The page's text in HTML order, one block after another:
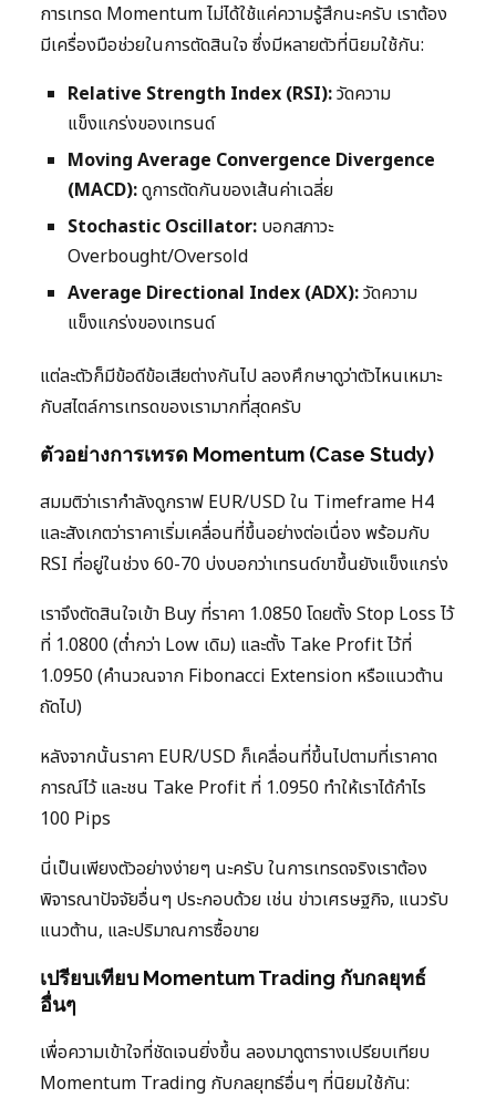
การเทรด Momentum ไม่ได้ใช้แค่ความรู้สึกนะครับ เราต้อง
มีเครื่องมือช่วยในการตัดสินใจ ซึ่งมีหลายตัวที่นิยมใช้กัน:
Relative Strength Index (RSI):วัดความ
แข็งแกร่งของเทรนด์
Moving Average Convergence Divergence
(MACD):ดูการตัดกันของเส้นค่าเฉลี่ย
Stochastic Oscillator: บอกสภาวะ
Overbought/Oversold
Average Directional Index (ADX):วัดความ
แข็งแกร่งของเทรนด์
แต่ละตัวก็มีข้อดีข้อเสียต่างกันไป ลองศึกษาดูว่าตัวไหนเหมาะ
กับสไตล์การเทรดของเรามากที่สุดครับ
ตัวอย่างการเทรด Momentum (Case Study)
สมมติว่าเรากำลังดูกราฟ EUR/USD ใน Timeframe H4
และสังเกตว่าราคาเริ่มเคลื่อนที่ขึ้นอย่างต่อเนื่อง พร้อมกับ
RSI ที่อยู่ในช่วง 60-70 บ่งบอกว่าเทรนด์ขาขึ้นยังแข็งแกร่ง
เราจึงตัดสินใจเข้า Buy ที่ราคา 1.0850 โดยตั้ง Stop Loss ไว้
ที่ 1.0800 (ต่ำกว่า Low เดิม) และตั้ง Take Profit ไว้ที่
1.0950 (คำนวณจาก Fibonacci Extension หรือแนวต้าน
ถัดไป)
หลังจากนั้นราคา EUR/USD ก็เคลื่อนที่ขึ้นไปตามที่เราคาด
การณ์ไว้ และชน Take Profit ที่ 1.0950 ทำให้เราได้กำไร
100 Pips
นี่เป็นเพียงตัวอย่างง่ายๆ นะครับ ในการเทรดจริงเราต้อง
พิจารณาปัจจัยอื่นๆ ประกอบด้วย เช่น ข่าวเศรษฐกิจ, แนวรับ
แนวต้าน, และปริมาณการซื้อขาย
เปรียบเทียบ Momentum Trading กับกลยุทธ์
อื่นๆ
เพื่อความเข้าใจที่ชัดเจนยิ่งขึ้น ลองมาดูตารางเปรียบเทียบ
Momentum Trading กับกลยุทธ์อื่นๆ ที่นิยมใช้กัน: